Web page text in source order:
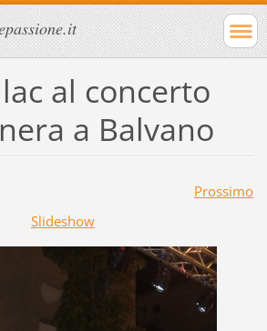
al concerto
a Balvano
Prossimo
Slideshow